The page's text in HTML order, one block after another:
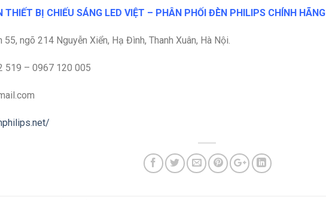
THIẾT BỊ CHIẾU SÁNG LED VIỆT – PHÂN PHỐI ĐÈN PHILIPS CHÍNH HÃNG
55, ngõ 214 Nguyễn Xiển, Hạ Đình, Thanh Xuân, Hà Nội.
519 – 0967 120 005